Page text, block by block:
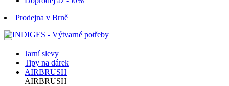
Prodejna v Brně
Jarní slevy
Tipy na dárek
AIRBRUSH
AIRBRUSH